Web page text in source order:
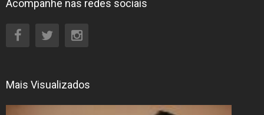
Acompanhe nas redes sociais
Mais Visualizados